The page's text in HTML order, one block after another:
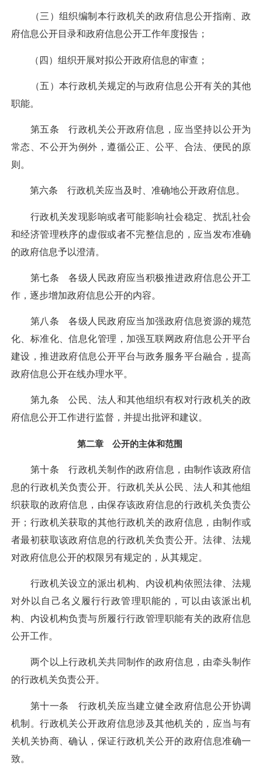
（三）组织编制本行政机关的政府信息公开指南、政
府信息公开目录和政府信息公开工作年度报告；
（四）组织开展对拟公开政府信息的审查；
（五）本行政机关规定的与政府信息公开有关的其他
职能。
第五条 行政机关公开政府信息，应当坚持以公开为
常态、不公开为例外，遵循公正、公平、合法、便民的原
则。
第六条 行政机关应当及时、准确地公开政府信息。
行政机关发现影响或者可能影响社会稳定、扰乱社会
和经济管理秩序的虚假或者不完整信息的，应当发布准确
的政府信息予以澄清。
第七条 各级人民政府应当积极推进政府信息公开工
作，逐步增加政府信息公开的内容。
第八条 各级人民政府应当加强政府信息资源的规范
化、标准化、信息化管理，加强互联网政府信息公开平台
建设，推进政府信息公开平台与政务服务平台融合，提高
政府信息公开在线办理水平。
第九条 公民、法人和其他组织有权对行政机关的政
府信息公开工作进行监督，并提出批评和建议。
第二章 公开的主体和范围
第十条 行政机关制作的政府信息，由制作该政府信
息的行政机关负责公开。行政机关从公民、法人和其他组
织获取的政府信息，由保存该政府信息的行政机关负责公
开；行政机关获取的其他行政机关的政府信息，由制作或
者最初获取该政府信息的行政机关负责公开。法律、法规
对政府信息公开的权限另有规定的，从其规定。
行政机关设立的派出机构、内设机构依照法律、法规
对外以自己名义履行行政管理职能的，可以由该派出机
构、内设机构负责与所履行行政管理职能有关的政府信息
公开工作。
两个以上行政机关共同制作的政府信息，由牵头制作
的行政机关负责公开。
第十一条 行政机关应当建立健全政府信息公开协调
机制。行政机关公开政府信息涉及其他机关的，应当与有
关机关协商、确认，保证行政机关公开的政府信息准确一
致。